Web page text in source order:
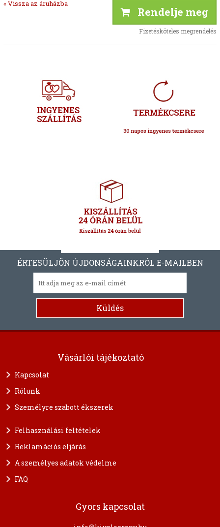
« Vissza az áruházba
Rendelje meg
Fizetésköteles megrendelés
ÉRTESÜLJÖN ÚJDONSÁGAINKRÓL E-MAILBEN
Vásárlói tájékoztató
Kapcsolat
Rólunk
Személyre szabott ékszerek
Felhasználási feltételek
Reklamációs eljárás
A személyes adatok védelme
FAQ
Gyors kapcsolat